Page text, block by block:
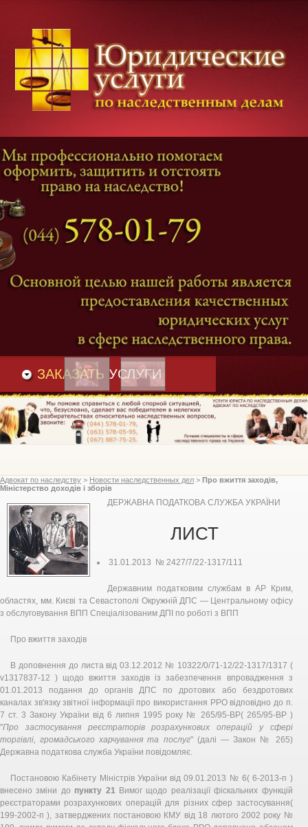
Категории дел
Наследование и Завещание
Оформление наследства
Оспаривание наследства
Адвокат наследственные дела
и Вакансии
ЗАКАЗАТЬ УСЛУГИ
Адвокат по наследству > Новости наследственных дел > Про вжиття заходів,
Міністерство доходів і зборів
ДЕРЖАВНА ПОДАТКОВА СЛУЖБА УКРАЇНИ
ЛИСТ
31.01.2013 № 2427/7/22-1317/111
Державним податковим службам в АР Крим,
областях, мм. Києві та Севастополі Окружній ДПС — Центральному офісу
з обслуговування ВПП Спеціалізованим ДПІ по роботі з ВПП
Про вжиття заходів
В доповнення до листа від 03.12.2012 № 10322/0/71-12/22-1317/1317 (
v1317837-12 ) щодо вжиття заходів із забезпечення впровадження з
01.01.2013 подання до органів ДПС по дротових або бездротових
каналах зв'язку звітної інформації про використання РРО відповідно до п.
7 ст. 3 Закону України від 6 липня 1995 року № 265/95-ВР( 265/95-ВР )
"Про застосування реєстраторів розрахункових операцій у сфері
торгівлі, громадського харчування та послуг" (далі — Закон № 265)
Державна податкова служба України повідомляє.
Постановою Кабінету Міністрів України від 09.01.2013 № 6( 6-2013-п )
внесено зміни до пункту 21Вимог щодо реалізації фіскальних функцій
реєстраторами розрахункових операцій для різних сфер застосування(
199-2002-п ), затверджених постановою КМУ від 18 лютого 2002 року №